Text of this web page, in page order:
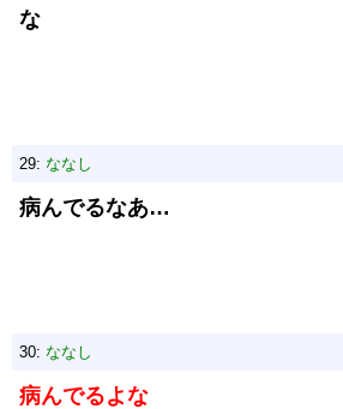
な
29: ななし
病んでるなあ…
30: ななし
病んでるよな